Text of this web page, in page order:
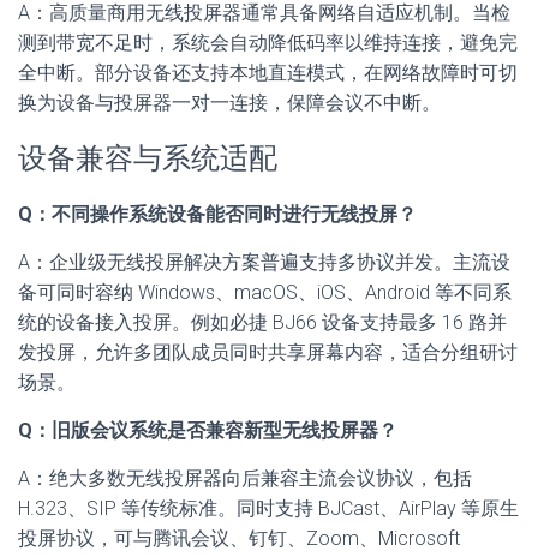
A：高质量商用无线投屏器通常具备网络自适应机制。当检
测到带宽不足时，系统会自动降低码率以维持连接，避免完
全中断。部分设备还支持本地直连模式，在网络故障时可切
换为设备与投屏器一对一连接，保障会议不中断。
设备兼容与系统适配
Q：不同操作系统设备能否同时进行无线投屏？
A：企业级无线投屏解决方案普遍支持多协议并发。主流设
备可同时容纳 Windows、macOS、iOS、Android 等不同系
统的设备接入投屏。例如必捷 BJ66 设备支持最多 16 路并
发投屏，允许多团队成员同时共享屏幕内容，适合分组研讨
场景。
Q：旧版会议系统是否兼容新型无线投屏器？
A：绝大多数无线投屏器向后兼容主流会议协议，包括
H.323、SIP 等传统标准。同时支持 BJCast、AirPlay 等原生
投屏协议，可与腾讯会议、钉钉、Zoom、Microsoft